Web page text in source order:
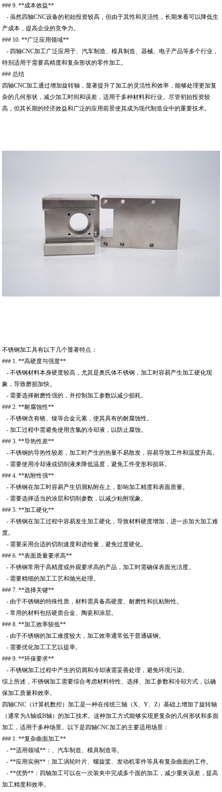
### 9. **成本效益**
- 虽然四轴CNC设备的初始投资较高，但由于其性和灵活性，长期来看可以降低生
产成本，提高企业的竞争力。
### 10. **广泛应用领域**
- 四轴CNC加工广泛应用于、汽车制造、模具制造、器械、电子产品等多个行业，
特别适用于需要高精度和复杂形状的零件加工。
### 总结
四轴CNC加工通过增加旋转轴，显著提升了加工的灵活性和效率，能够处理更加复
杂的几何形状，减少加工时间和误差，适用于多种材料和行业。尽管初始投资较
高，但其长期的经济效益和广泛的应用前景使其成为现代制造业中的重要技术。
不锈钢加工具有以下几个显著特点：
### 1. **高硬度与强度**
- 不锈钢材料本身硬度较高，尤其是奥氏体不锈钢，加工时容易产生加工硬化现
象，导致磨损加快。
- 需要选择耐磨性强的，并控制加工参数以减少损耗。
### 2. **耐腐蚀性**
- 不锈钢含有铬、镍等合金元素，使其具有的耐腐蚀性。
- 加工过程中需避免使用含氯的冷却液，以防止腐蚀。
### 3. **导热性差**
- 不锈钢的导热性较差，加工时产生的热量不易散发，容易导致工件和温度升高。
- 需要使用冷却液或切削液来降低温度，避免工件变形和损坏。
### 4. **粘附性强**
- 不锈钢在加工时容易产生切屑粘附在上，影响加工精度和表面质量。
- 需要选择适当的涂层和切削参数，以减少粘附现象。
### 5. **加工硬化**
- 不锈钢在加工过程中容易发生加工硬化，导致材料硬度增加，进一步加大加工难
度。
- 需要采用合适的切削速度和进给量，避免过度硬化。
### 6. **表面质量要求高**
- 不锈钢常用于高精度或外观要求高的产品，加工时需确保表面光洁度。
- 需要精细的加工工艺和抛光处理。
### 7. **选择关键**
- 由于不锈钢的特殊性质，材料需具备高硬度、耐磨性和抗粘附性。
- 常用的材料包括硬质合金、陶瓷和涂层。
### 8. **加工效率较低**
- 由于不锈钢的加工难度较大，加工效率通常低于普通碳钢。
- 需要优化加工工艺以提率。
### 9. **环保要求**
- 不锈钢加工过程中产生的切屑和冷却液需妥善处理，避免环境污染。
综上所述，不锈钢加工需要综合考虑材料特性、选择、加工参数和冷却方式，以确
保加工质量和效率。
四轴CNC（计算机数控）加工是一种在传统三轴（X、Y、Z）基础上增加了旋转轴
（通常为A轴或B轴）的加工技术。这种加工方式能够实现更复杂的几何形状和多面
加工，适用于多种场景。以下是四轴CNC加工的主要适用场景：
### 1. **复杂曲面加工**
- **适用领域**：、汽车制造、模具制造等。
- **应用实例**：加工涡轮叶片、螺旋桨、发动机零件等具有复杂曲面的工件。
- **优势**：四轴加工可以在一次装夹中完成多个面的加工，减少重夹误差，提高
加工精度和效率。